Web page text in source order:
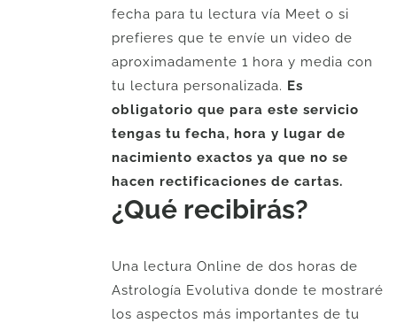
fecha para tu lectura vía Meet o si
prefieres que te envíe un video de
aproximadamente 1 hora y media con
tu lectura personalizada. Es
obligatorio que para este servicio
tengas tu fecha, hora y lugar de
nacimiento exactos ya que no se
hacen rectificaciones de cartas.
¿Qué recibirás?
Una lectura Online de dos horas de
Astrología Evolutiva donde te mostraré
los aspectos más importantes de tu